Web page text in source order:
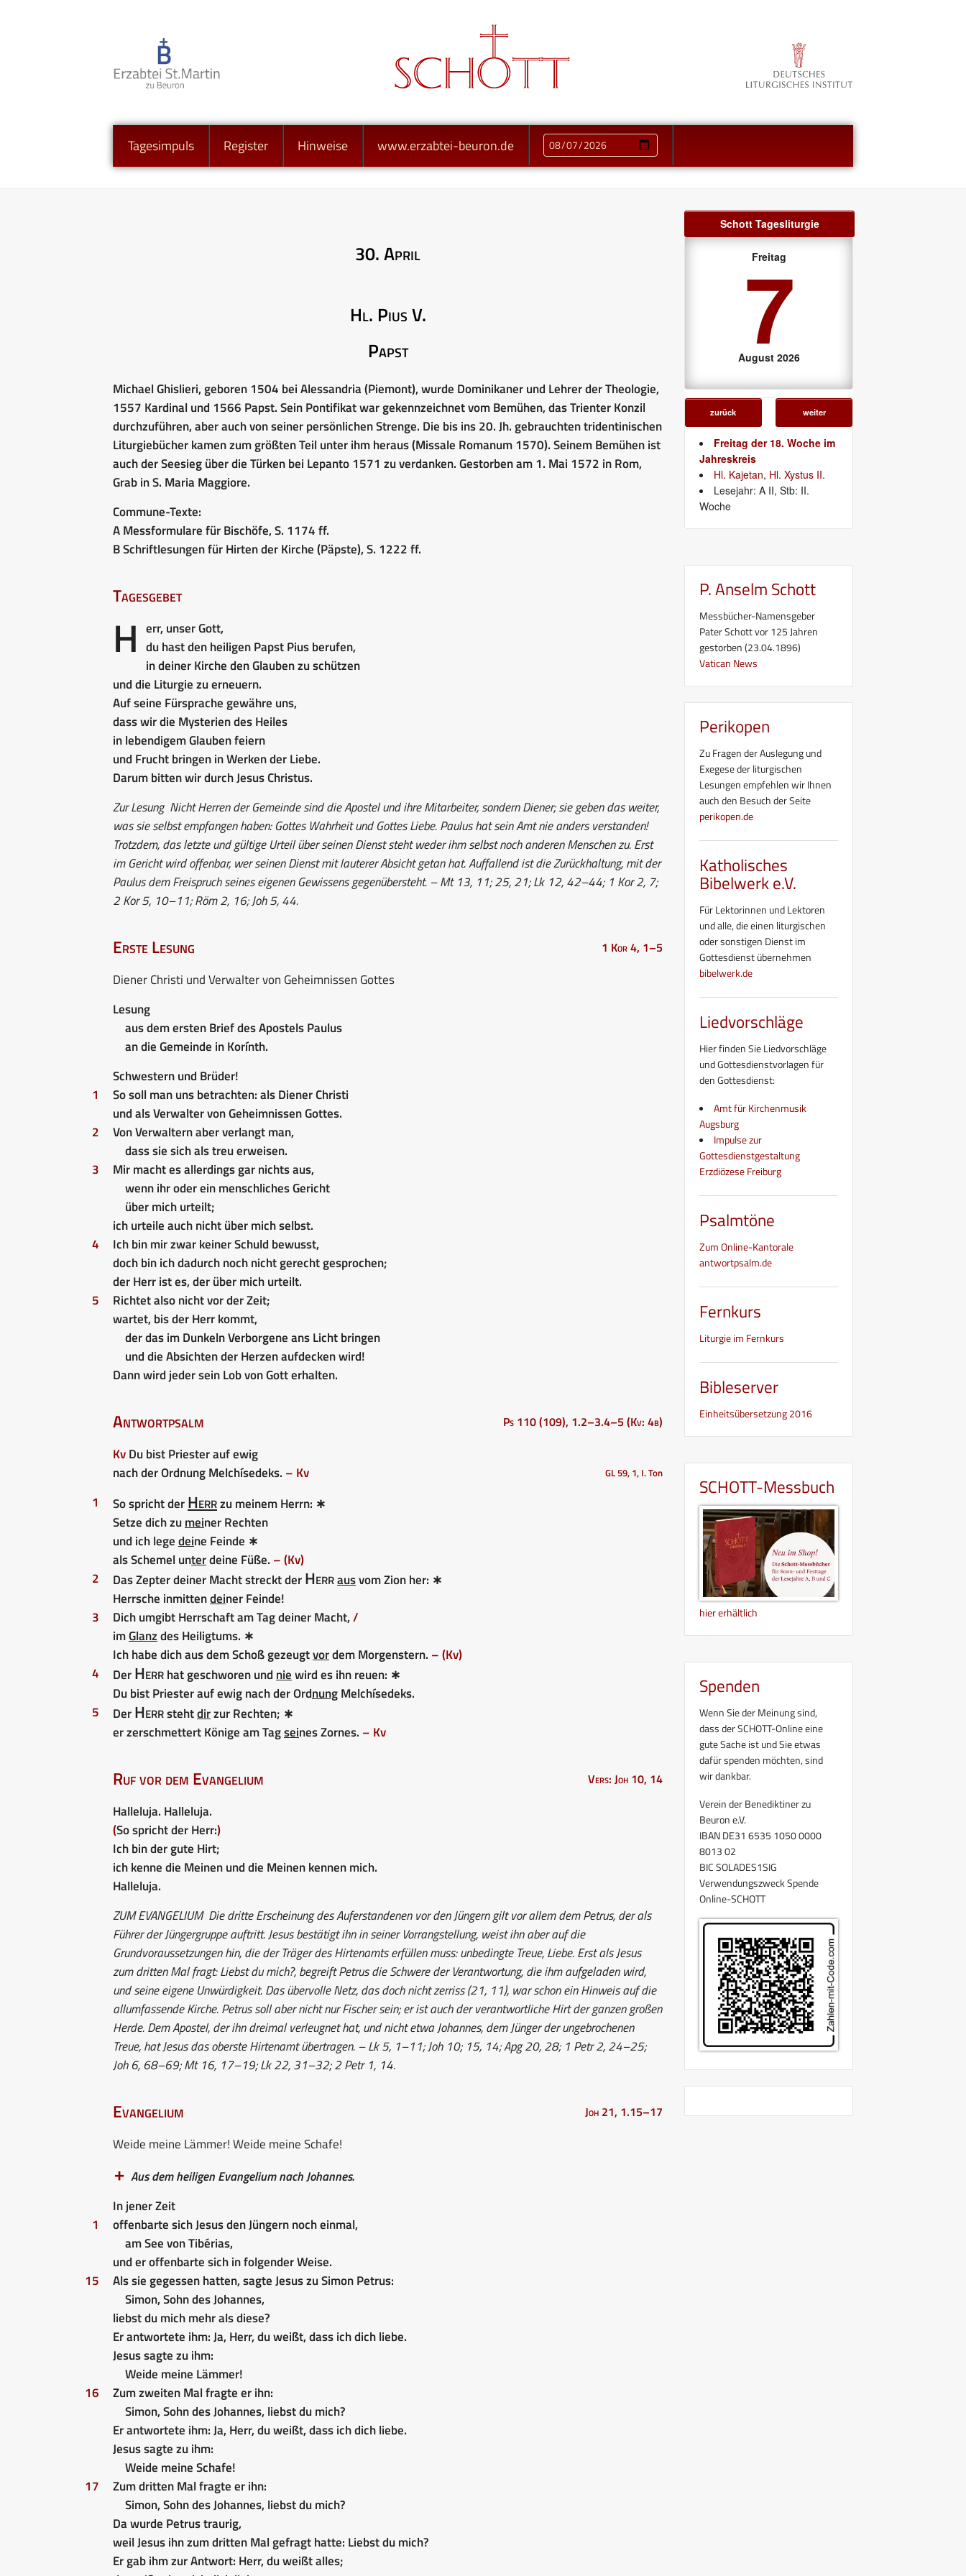
Tagesimpuls Register Hinweise www.erzabtei-beuron.de
30. April
Hl. Pius V.
Papst
Michael Ghislieri, geboren 1504 bei Alessandria (Piemont), wurde Dominikaner und Lehrer der Theologie,
1557 Kardinal und 1566 Papst. Sein Pontifikat war gekennzeichnet vom Bemühen, das Trienter Konzil
durchzuführen, aber auch von seiner persönlichen Strenge. Die bis ins 20. Jh. gebrauchten tridentinischen
Liturgiebücher kamen zum größten Teil unter ihm heraus (Missale Romanum 1570). Seinem Bemühen ist
auch der Seesieg über die Türken bei Lepanto 1571 zu verdanken. Gestorben am 1. Mai 1572 in Rom,
Grab in S. Maria Maggiore.
Commune-Texte:
A Messformulare für Bischöfe, S. 1174 ff.
B Schriftlesungen für Hirten der Kirche (Päpste), S. 1222 ff.
Tagesgebet
H err, unser Gott,
du hast den heiligen Papst Pius berufen,
in deiner Kirche den Glauben zu schützen
und die Liturgie zu erneuern.
Auf seine Fürsprache gewähre uns,
dass wir die Mysterien des Heiles
in lebendigem Glauben feiern
und Frucht bringen in Werken der Liebe.
Darum bitten wir durch Jesus Christus.
Zur LesungNicht Herren der Gemeinde sind die Apostel und ihre Mitarbeiter, sondern Diener; sie geben das weiter,
was sie selbst empfangen haben: Gottes Wahrheit und Gottes Liebe. Paulus hat sein Amt nie anders verstanden!
Trotzdem, das letzte und gültige Urteil über seinen Dienst steht weder ihm selbst noch anderen Menschen zu. Erst
im Gericht wird offenbar, wer seinen Dienst mit lauterer Absicht getan hat. Auffallend ist die Zurückhaltung, mit der
Paulus dem Freispruch seines eigenen Gewissens gegenübersteht. – Mt 13, 11; 25, 21; Lk 12, 42–44; 1 Kor 2, 7;
2 Kor 5, 10–11; Röm 2, 16; Joh 5, 44.
Erste Lesung 1 Kor 4, 1–5
Diener Christi und Verwalter von Geheimnissen Gottes
Lesung
aus dem ersten Brief des Apostels Paulus
an die Gemeinde in Korínth.
Schwestern und Brüder!
1
So soll man uns betrachten: als Diener Christi
und als Verwalter von Geheimnissen Gottes.
2
Von Verwaltern aber verlangt man,
dass sie sich als treu erweisen.
3
Mir macht es allerdings gar nichts aus,
wenn ihr oder ein menschliches Gericht
über mich urteilt;
ich urteile auch nicht über mich selbst.
4
Ich bin mir zwar keiner Schuld bewusst,
doch bin ich dadurch noch nicht gerecht gesprochen;
der Herr ist es, der über mich urteilt.
5
Richtet also nicht vor der Zeit;
wartet, bis der Herr kommt,
der das im Dunkeln Verborgene ans Licht bringen
und die Absichten der Herzen aufdecken wird!
Dann wird jeder sein Lob von Gott erhalten.
Antwortpsalm Ps 110 (109), 1.2–3.4–5 (Kv: 4b)
KvDu bist Priester auf ewig
nach der Ordnung Melchísedeks. – Kv GL 59, 1, I. Ton
1 So spricht derHerrzu meinem Herrn: ∗
Setze dich zumeiner Rechten
und ich legedeine Feinde ∗
als Schemel unterdeine Füße. – (Kv)
2
Das Zepter deiner Macht streckt derHerrausvom Zion her: ∗
Herrsche inmittendeiner Feinde!
3
Dich umgibt Herrschaft am Tag deiner Macht,/
imGlanzdes Heiligtums. ∗
Ich habe dich aus dem Schoß gezeugtvordem Morgenstern. – (Kv)
4
DerHerrhat geschworen und niewird es ihn reuen: ∗
Du bist Priester auf ewig nach der OrdnungMelchísedeks.
5
DerHerrstehtdirzur Rechten; ∗
er zerschmettert Könige am Tagseines Zornes. – Kv
Ruf vor dem Evangelium Vers: Joh 10, 14
Halleluja. Halleluja.
(So spricht der Herr:)
Ich bin der gute Hirt;
ich kenne die Meinen und die Meinen kennen mich.
Halleluja.
ZUM EVANGELIUMDie dritte Erscheinung des Auferstandenen vor den Jüngern gilt vor allem dem Petrus, der als
Führer der Jüngergruppe auftritt. Jesus bestätigt ihn in seiner Vorrangstellung, weist ihn aber auf die
Grundvoraussetzungen hin, die der Träger des Hirtenamts erfüllen muss: unbedingte Treue, Liebe. Erst als Jesus
zum dritten Mal fragt: Liebst du mich?, begreift Petrus die Schwere der Verantwortung, die ihm aufgeladen wird,
und seine eigene Unwürdigkeit. Das übervolle Netz, das doch nicht zerriss (21, 11), war schon ein Hinweis auf die
allumfassende Kirche. Petrus soll aber nicht nur Fischer sein; er ist auch der verantwortliche Hirt der ganzen großen
Herde. Dem Apostel, der ihn dreimal verleugnet hat, und nicht etwa Johannes, dem Jünger der ungebrochenen
Treue, hat Jesus das oberste Hirtenamt übertragen. – Lk 5, 1–11; Joh 10; 15, 14; Apg 20, 28; 1 Petr 2, 24–25;
Joh 6, 68–69; Mt 16, 17–19; Lk 22, 31–32; 2 Petr 1, 14.
Evangelium Joh 21, 1.15–17
Weide meine Lämmer! Weide meine Schafe!
Aus dem heiligen Evangelium nach Johannes.
In jener Zeit
1
offenbarte sich Jesus den Jüngern noch einmal,
am See von Tibérias,
und er offenbarte sich in folgender Weise.
15
Als sie gegessen hatten, sagte Jesus zu Simon Petrus:
Simon, Sohn des Johannes,
liebst du mich mehr als diese?
Er antwortete ihm: Ja, Herr, du weißt, dass ich dich liebe.
Jesus sagte zu ihm:
Weide meine Lämmer!
16
Zum zweiten Mal fragte er ihn:
Simon, Sohn des Johannes, liebst du mich?
Er antwortete ihm: Ja, Herr, du weißt, dass ich dich liebe.
Jesus sagte zu ihm:
Weide meine Schafe!
17
Zum dritten Mal fragte er ihn:
Simon, Sohn des Johannes, liebst du mich?
Da wurde Petrus traurig,
weil Jesus ihn zum dritten Mal gefragt hatte: Liebst du mich?
Er gab ihm zur Antwort: Herr, du weißt alles;
Schott Tagesliturgie
Freitag
7
August 2026
zurück weiter
Freitag der 18. Woche im
Jahreskreis
Hl. Kajetan, Hl. Xystus II.
Lesejahr: A II, Stb: II.
Woche
P. Anselm Schott
Messbücher-Namensgeber
Pater Schott vor 125 Jahren
gestorben (23.04.1896)
Vatican News
Perikopen
Zu Fragen der Auslegung und
Exegese der liturgischen
Lesungen empfehlen wir Ihnen
auch den Besuch der Seite
perikopen.de
Katholisches
Bibelwerk e.V.
Für Lektorinnen und Lektoren
und alle, die einen liturgischen
oder sonstigen Dienst im
Gottesdienst übernehmen
bibelwerk.de
Liedvorschläge
Hier finden Sie Liedvorschläge
und Gottesdienstvorlagen für
den Gottesdienst:
Amt für Kirchenmusik
Augsburg
Impulse zur
Gottesdienstgestaltung
Erzdiözese Freiburg
Psalmtöne
Zum Online-Kantorale
antwortpsalm.de
Fernkurs
Liturgie im Fernkurs
Bibleserver
Einheitsübersetzung 2016
SCHOTT-Messbuch
hier erhältlich
Spenden
Wenn Sie der Meinung sind,
dass der SCHOTT-Online eine
gute Sache ist und Sie etwas
dafür spenden möchten, sind
wir dankbar.
Verein der Benediktiner zu
Beuron e.V.
IBAN DE31 6535 1050 0000
8013 02
BIC SOLADES1SIG
Verwendungszweck Spende
Online-SCHOTT